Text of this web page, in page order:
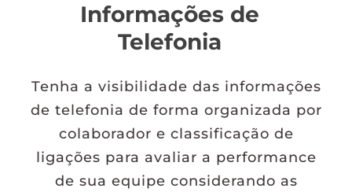
Informações de
Telefonia
Tenha a visibilidade das informações
de telefonia de forma organizada por
colaborador e classificação de
ligações para avaliar a performance
de sua equipe considerando as